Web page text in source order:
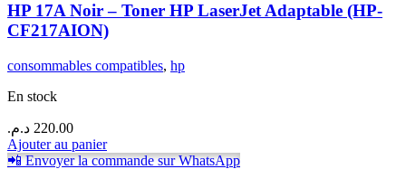
HP 17A Noir – Toner HP LaserJet Adaptable (HP-
CF217AION)
consommables compatibles, hp
En stock
220.00 د.م.
Ajouter au panier
📲 Envoyer la commande sur WhatsApp